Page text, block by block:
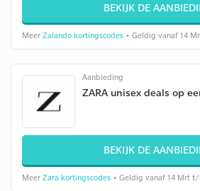
BEKIJK DE
Meer Zalando kortingscodes • Geldig vanaf 14
Aanbieding
ZARA unisex deals op
BEKIJK DE
Meer Zara kortingscodes • Geldig vanaf 14 Mrt